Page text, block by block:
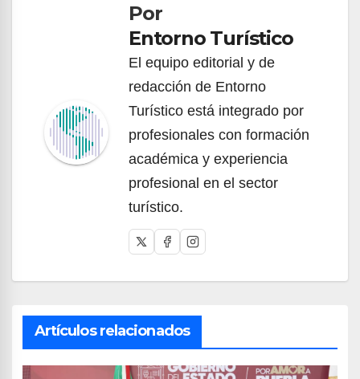
entradasPor
Entorno Turístico
El equipo editorial y de
redacción de Entorno
Turístico está integrado por
profesionales con formación
académica y experiencia
profesional en el sector
turístico.
Artículos relacionados